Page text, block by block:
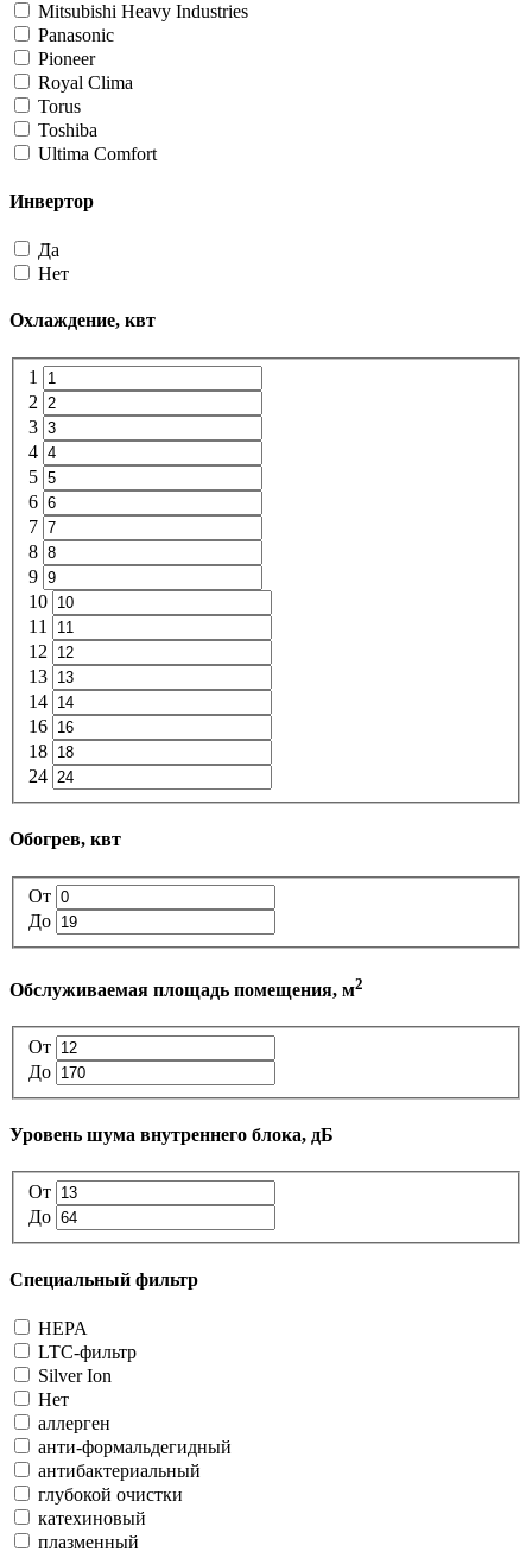
Mitsubishi Heavy Industries
Panasonic
Pioneer
Royal Clima
Torus
Toshiba
Ultima Comfort
Инвертор
Да
Нет
Охлаждение, квт
1
2
3
4
5
6
7
8
9
10
11
12
13
14
16
18
24
Обогрев, квт
От
До
Обслуживаемая площадь помещения, м2
От
До
Уровень шума внутреннего блока, дБ
От
До
Специальный фильтр
HEPA
LTC-фильтр
Silver Ion
Нет
аллерген
анти-формальдегидный
антибактериальный
глубокой очистки
катехиновый
плазменный